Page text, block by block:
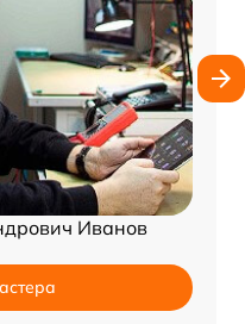
Иванов